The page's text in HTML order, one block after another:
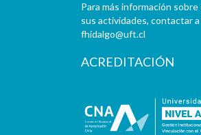
Para más información
sus actividades, contactar a
fhidalgo@uft.cl
ACREDITACIÓN